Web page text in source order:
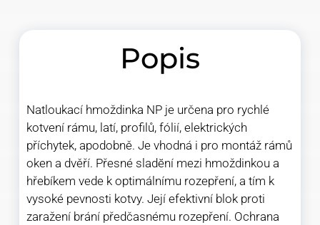
Popis
Natloukací hmoždinka NP je určena pro rychlé
kotvení rámu, latí, profilů, fólií, elektrických
příchytek, apodobně. Je vhodná i pro montáž rámů
oken a dvěří. Přesné sladĕní mezi hmoždinkou a
hřebíkem vede k optimálnímu rozepření, a tím k
vysoké pevnosti kotvy. Její efektivní blok proti
zaražení brání předčasnému rozepření. Ochrana